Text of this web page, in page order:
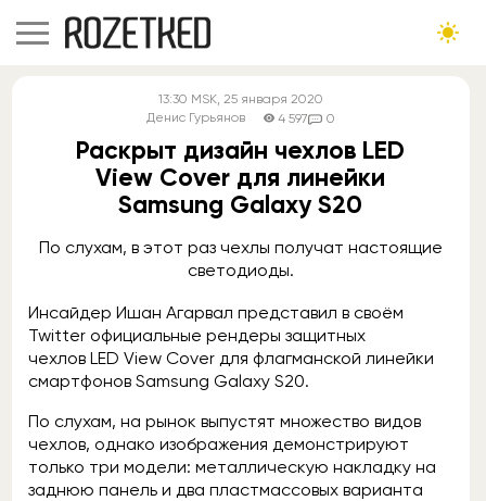
13:30 MSK, 25 января 2020
Денис Гурьянов
4 597 0
Раскрыт дизайн чехлов LED
View Cover для линейки
Samsung Galaxy S20
По слухам, в этот раз чехлы получат настоящие
светодиоды.
Инсайдер Ишан Агарвал представил в своём
Twitter официальные рендеры защитных
чехлов LED View Cover для флагманской линейки
смартфонов Samsung Galaxy S20.
По слухам, на рынок выпустят множество видов
чехлов, однако изображения демонстрируют
только три модели: металлическую накладку на
заднюю панель и два пластмассовых варианта